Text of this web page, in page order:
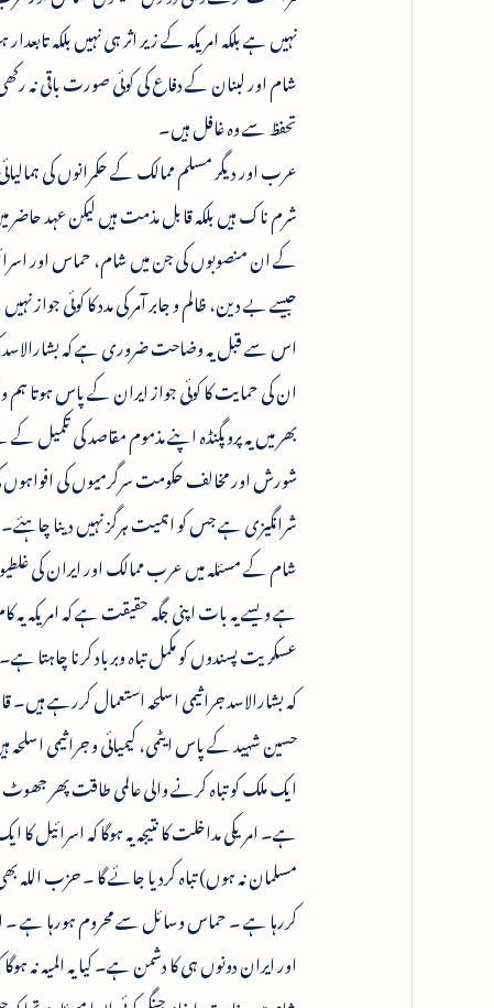
نہیں ہے بلکہ امریکہ کے زیر اثر ہی نہیں بلکہ
شام اور لبنان کے دفاع کی کوئی صورت باقی نہ
تحفظ سے وہ غافل ہیں۔
عرب اور دیگر مسلم ممالک کے حکمرانوں کی
شرم ناک ہیں بلکہ قابل مذمت ہیں لیکن عہد حاضر
کے ان منصوبوں کی جن میں شام، حماس اور
جیسے بے دین، ظالم و جابر آمر کی مدد کا کوئی
اس سے قبل یہ وضاحت ضروری ہے کہ بشارالاسد کو
ان کی حمایت کا کوئی جواز ایران کے پاس ہوتا
بھر میں یہ پروپگنڈہ اپنے مذموم مقاصد کی
شورش اور مخالف حکومت سرگرمیوں کی افواہوں
شرانگیزی ہے جس کو اہمیت ہرگز نہیں دینا چاہئے۔
شام کے مسئلہ میں عرب ممالک اور ایران کی
ہے ویسے یہ بات اپنی جگہ حقیقت ہے کہ امریکہ
عسکریت پسندوں کو مکمل تباہ وبرباد کرنا
کہ بشارالاسد جراثیمی اسلحہ استعمال کررہے ہیں۔
حسین شہید کے پاس ایٹمی، کیمیائی و جراثیمی
ایک ملک کو تباہ کرنے والی عالمی طاقت پھر
ہے۔ امریکی مداخلت کا نتیجہ یہ ہوگا کہ اسرائیل
مسلمان نہ ہوں) تباہ کردیا جائے گا ۔ حزب اللہ
کررہا ہے ۔ حماس وسائل سے محروم ہورہا ہے ۔
اور ایران دونوں ہی کا دشمن ہے۔ کیا یہ المیہ نہ